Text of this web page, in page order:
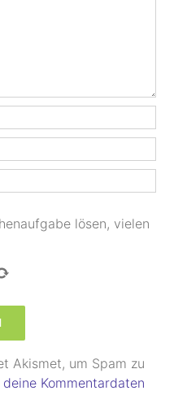
lösen, vielen
Akismet, um Spam zu
Kommentardaten